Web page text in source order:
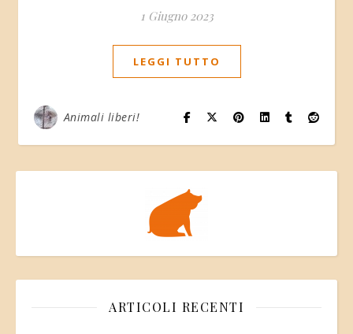
1 Giugno 2023
LEGGI TUTTO
Animali liberi!
ARTICOLI RECENTI